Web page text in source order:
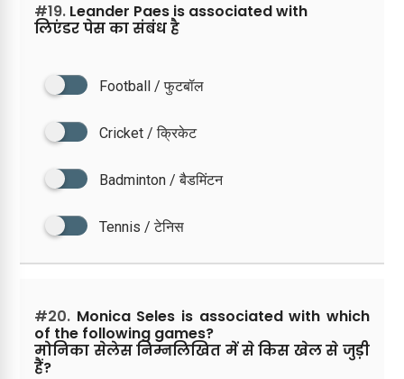
#19. Leander Paes is associated with
लिएंडर पेस का संबंध है
Football / फुटबॉल
Cricket / क्रिकेट
Badminton / बैडमिंटन
Tennis / टेनिस
#20. Monica Seles is associated with which
of the following games?
मोनिका सेलेस निम्नलिखित में से किस खेल से जुड़ी
हैं?